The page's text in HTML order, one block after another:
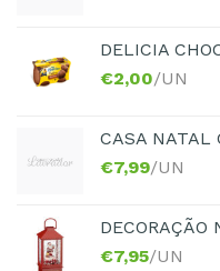
DELICIA
€2,00/UN
CASA NATAL
€7,99/UN
€7,95/UN